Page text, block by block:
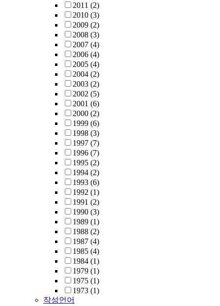
2011 (2)
2010 (3)
2009 (2)
2008 (3)
2007 (4)
2006 (4)
2005 (4)
2004 (2)
2003 (2)
2002 (5)
2001 (6)
2000 (2)
1999 (6)
1998 (3)
1997 (7)
1996 (7)
1995 (2)
1994 (2)
1993 (6)
1992 (1)
1991 (2)
1990 (3)
1989 (1)
1988 (2)
1987 (4)
1985 (4)
1984 (1)
1979 (1)
1975 (1)
1973 (1)
작성언어